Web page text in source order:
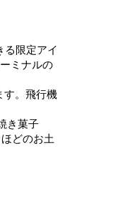
る限定アイ
ミナルの
す。飛行機
き菓子
どのお土